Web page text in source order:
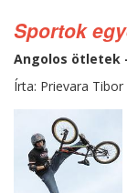
Sportok
Angolos ötletek
Írta: Prievara Tibor